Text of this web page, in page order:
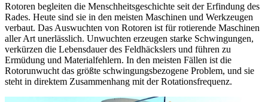
Rotoren begleiten die Menschheitsgeschichte seit der Erfindung des
Rades. Heute sind sie in den meisten Maschinen und Werkzeugen
verbaut. Das Auswuchten von Rotoren ist für rotierende Maschinen
aller Art unerlässlich. Unwuchten erzeugen starke Schwingungen,
verkürzen die Lebensdauer des Feldhäckslers und führen zu
Ermüdung und Materialfehlern. In den meisten Fällen ist die
Rotorunwucht das größte schwingungsbezogene Problem, und sie
steht in direktem Zusammenhang mit der Rotationsfrequenz.